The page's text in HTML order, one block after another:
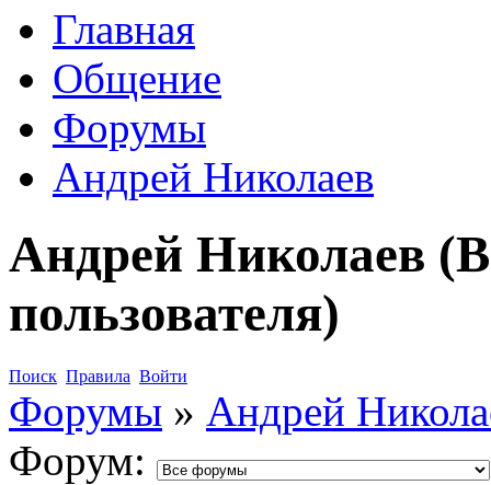
Главная
Общение
Форумы
Андрей Николаев
Андрей Николаев
пользователя)
Поиск Правила Войти
Форумы » Андрей
Форум: